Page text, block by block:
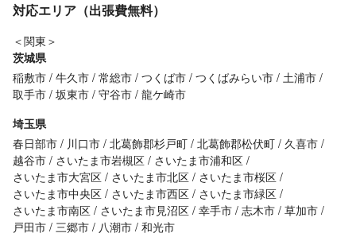
対応エリア（出張費無料）
＜関東＞
茨城県
稲敷市 牛久市 常総市 つくば市 つくばみらい市 土浦市
取手市 坂東市 守谷市 龍ケ崎市
埼玉県
春日部市
川口市 北葛飾郡杉戸町 北葛飾郡松伏町
久喜市
越谷市
さいたま市岩槻区
さいたま市浦和区
さいたま市大宮区
さいたま市北区
さいたま市桜区
さいたま市中央区
さいたま市西区
さいたま市緑区
さいたま市南区
さいたま市見沼区 幸手市 志木市 草加市
戸田市 三郷市 八潮市 和光市